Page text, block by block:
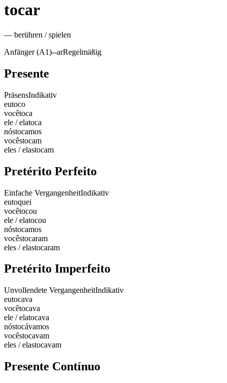
tocar
— berühren / spielen
Anfänger (A1)--arRegelmäßig
Presente
PräsensIndikativ
eutoco
vocêtoca
ele / elatoca
nóstocamos
vocêstocam
eles / elastocam
Pretérito Perfeito
Einfache VergangenheitIndikativ
eutoquei
vocêtocou
ele / elatocou
nóstocamos
vocêstocaram
eles / elastocaram
Pretérito Imperfeito
Unvollendete VergangenheitIndikativ
eutocava
vocêtocava
ele / elatocava
nóstocávamos
vocêstocavam
eles / elastocavam
Presente Contínuo